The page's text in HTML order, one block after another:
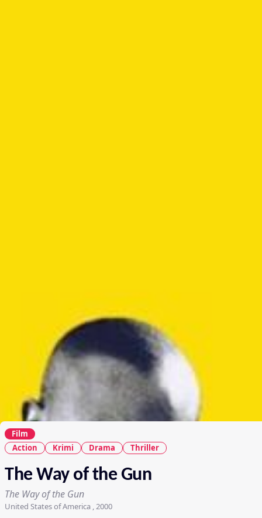
Film
Action
Krimi Drama Thriller
The Way of the Gun
The Way of the Gun
United States of America , 2000